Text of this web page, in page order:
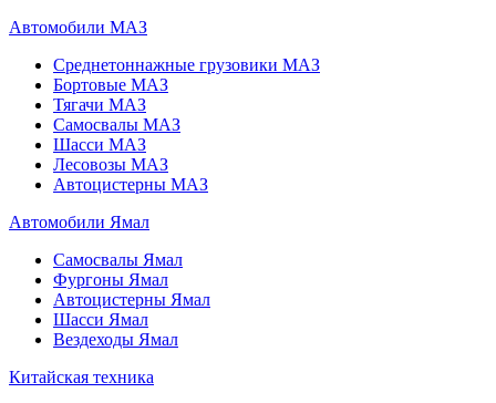
Автомобили МАЗ
Среднетоннажные грузовики МАЗ
Бортовые МАЗ
Тягачи МАЗ
Самосвалы МАЗ
Шасси МАЗ
Лесовозы МАЗ
Автоцистерны МАЗ
Автомобили Ямал
Самосвалы Ямал
Фургоны Ямал
Автоцистерны Ямал
Шасси Ямал
Вездеходы Ямал
Китайская техника